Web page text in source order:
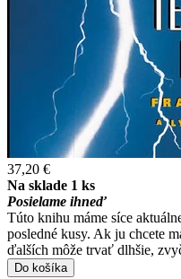
37,20 €
Na sklade 1 ks
Posielame ihneď
Túto knihu máme síce
posledné kusy. Ak ju chcete
ďalších môže trvať dlhšie,
Do košíka